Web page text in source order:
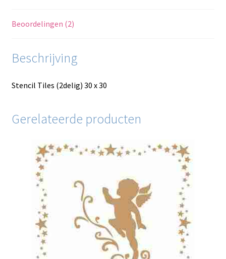
Beoordelingen (2)
Beschrijving
Stencil Tiles (2delig) 30 x 30
Gerelateerde producten